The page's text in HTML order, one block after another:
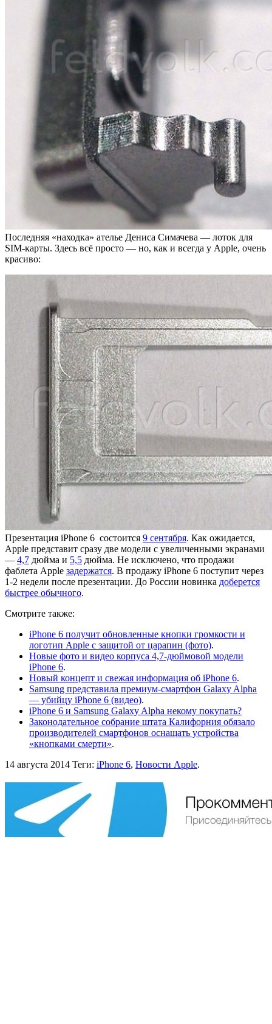
Последняя «находка» ателье Дениса Симачева — лоток для
SIM-карты. Здесь всё просто — но, как и всегда у Apple, очень
красиво:
Презентация iPhone 6 состоится 9 сентября. Как ожидается,
Apple представит сразу две модели с увеличенными экранами
— 4,7 дюйма и 5,5 дюйма. Не исключено, что продажи
фаблета Apple задержатся. В продажу iPhone 6 поступит через
1-2 недели после презентации. До России новинка доберется
быстрее обычного.
Смотрите также:
iPhone 6 получит обновленные кнопки громкости и
логотип Apple с защитой от царапин (фото).
Новые фото и видео корпуса 4,7-дюймовой модели
iPhone 6.
Новый концепт и свежая информация об iPhone 6.
Samsung представила премиум-смартфон Galaxy Alpha
— убийцу iPhone 6 (видео).
iPhone 6 и Samsung Galaxy Alpha некому покупать?
Законодательное собрание штата Калифорния обязало
производителей смартфонов оснащать устройства
«кнопками смерти».
14 августа 2014 Теги: iPhone 6, Новости Apple.